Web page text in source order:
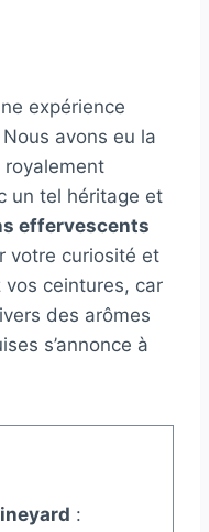
expérience
avons eu la
royalement
un tel héritage et
effervescents
votre curiosité et
ceintures, car
des arômes
s’annonce à
: